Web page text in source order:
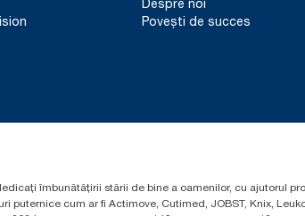
Despre noi
Povești de succes
îmbunătățirii stării de bine a oamenilor, cu ajutorul
cum ar fi Actimove, Cutimed, JOBST, Knix,